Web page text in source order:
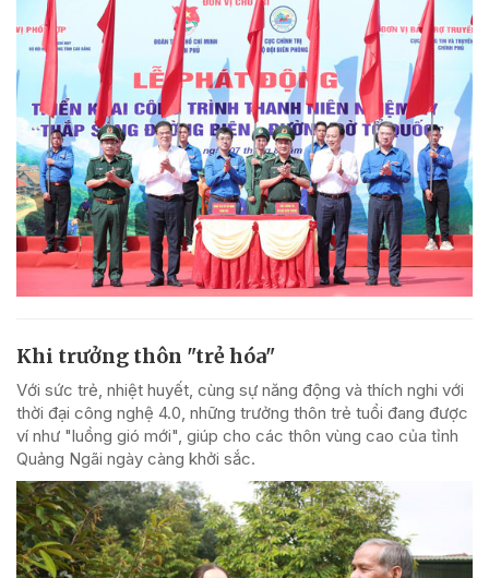
Khi trưởng thôn "trẻ hóa"
Với sức trẻ, nhiệt huyết, cùng sự năng động và thích nghi với
thời đại công nghệ 4.0, những trưởng thôn trẻ tuổi đang được
ví như "luồng gió mới", giúp cho các thôn vùng cao của tỉnh
Quảng Ngãi ngày càng khởi sắc.